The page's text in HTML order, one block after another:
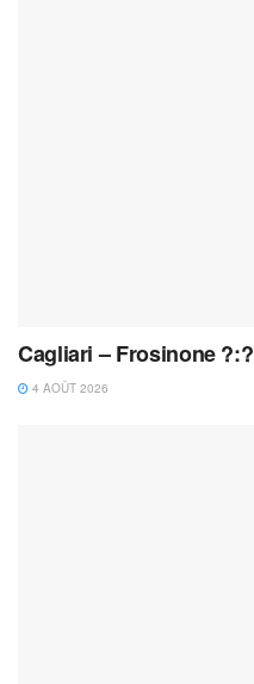
Cagliari – Frosinone ?:?
4 AOÛT 2026